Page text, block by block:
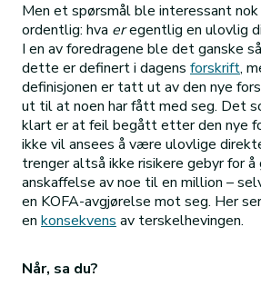
Men et spørsmål ble interessant
ordentlig: hva eregentlig en ulovlig
I en av foredragene ble det ganske
dette er definert i dagens forskrift,
definisjonen er tatt ut av den nye
ut til at noen har fått med seg. Det
klart er at feil begått etter den nye
ikke vil ansees å være ulovlige
trenger altså ikke risikere gebyr for
anskaffelse av noe til en million –
en KOFA-avgjørelse mot seg. Her
en konsekvens av terskelhevingen.
Når, sa du?